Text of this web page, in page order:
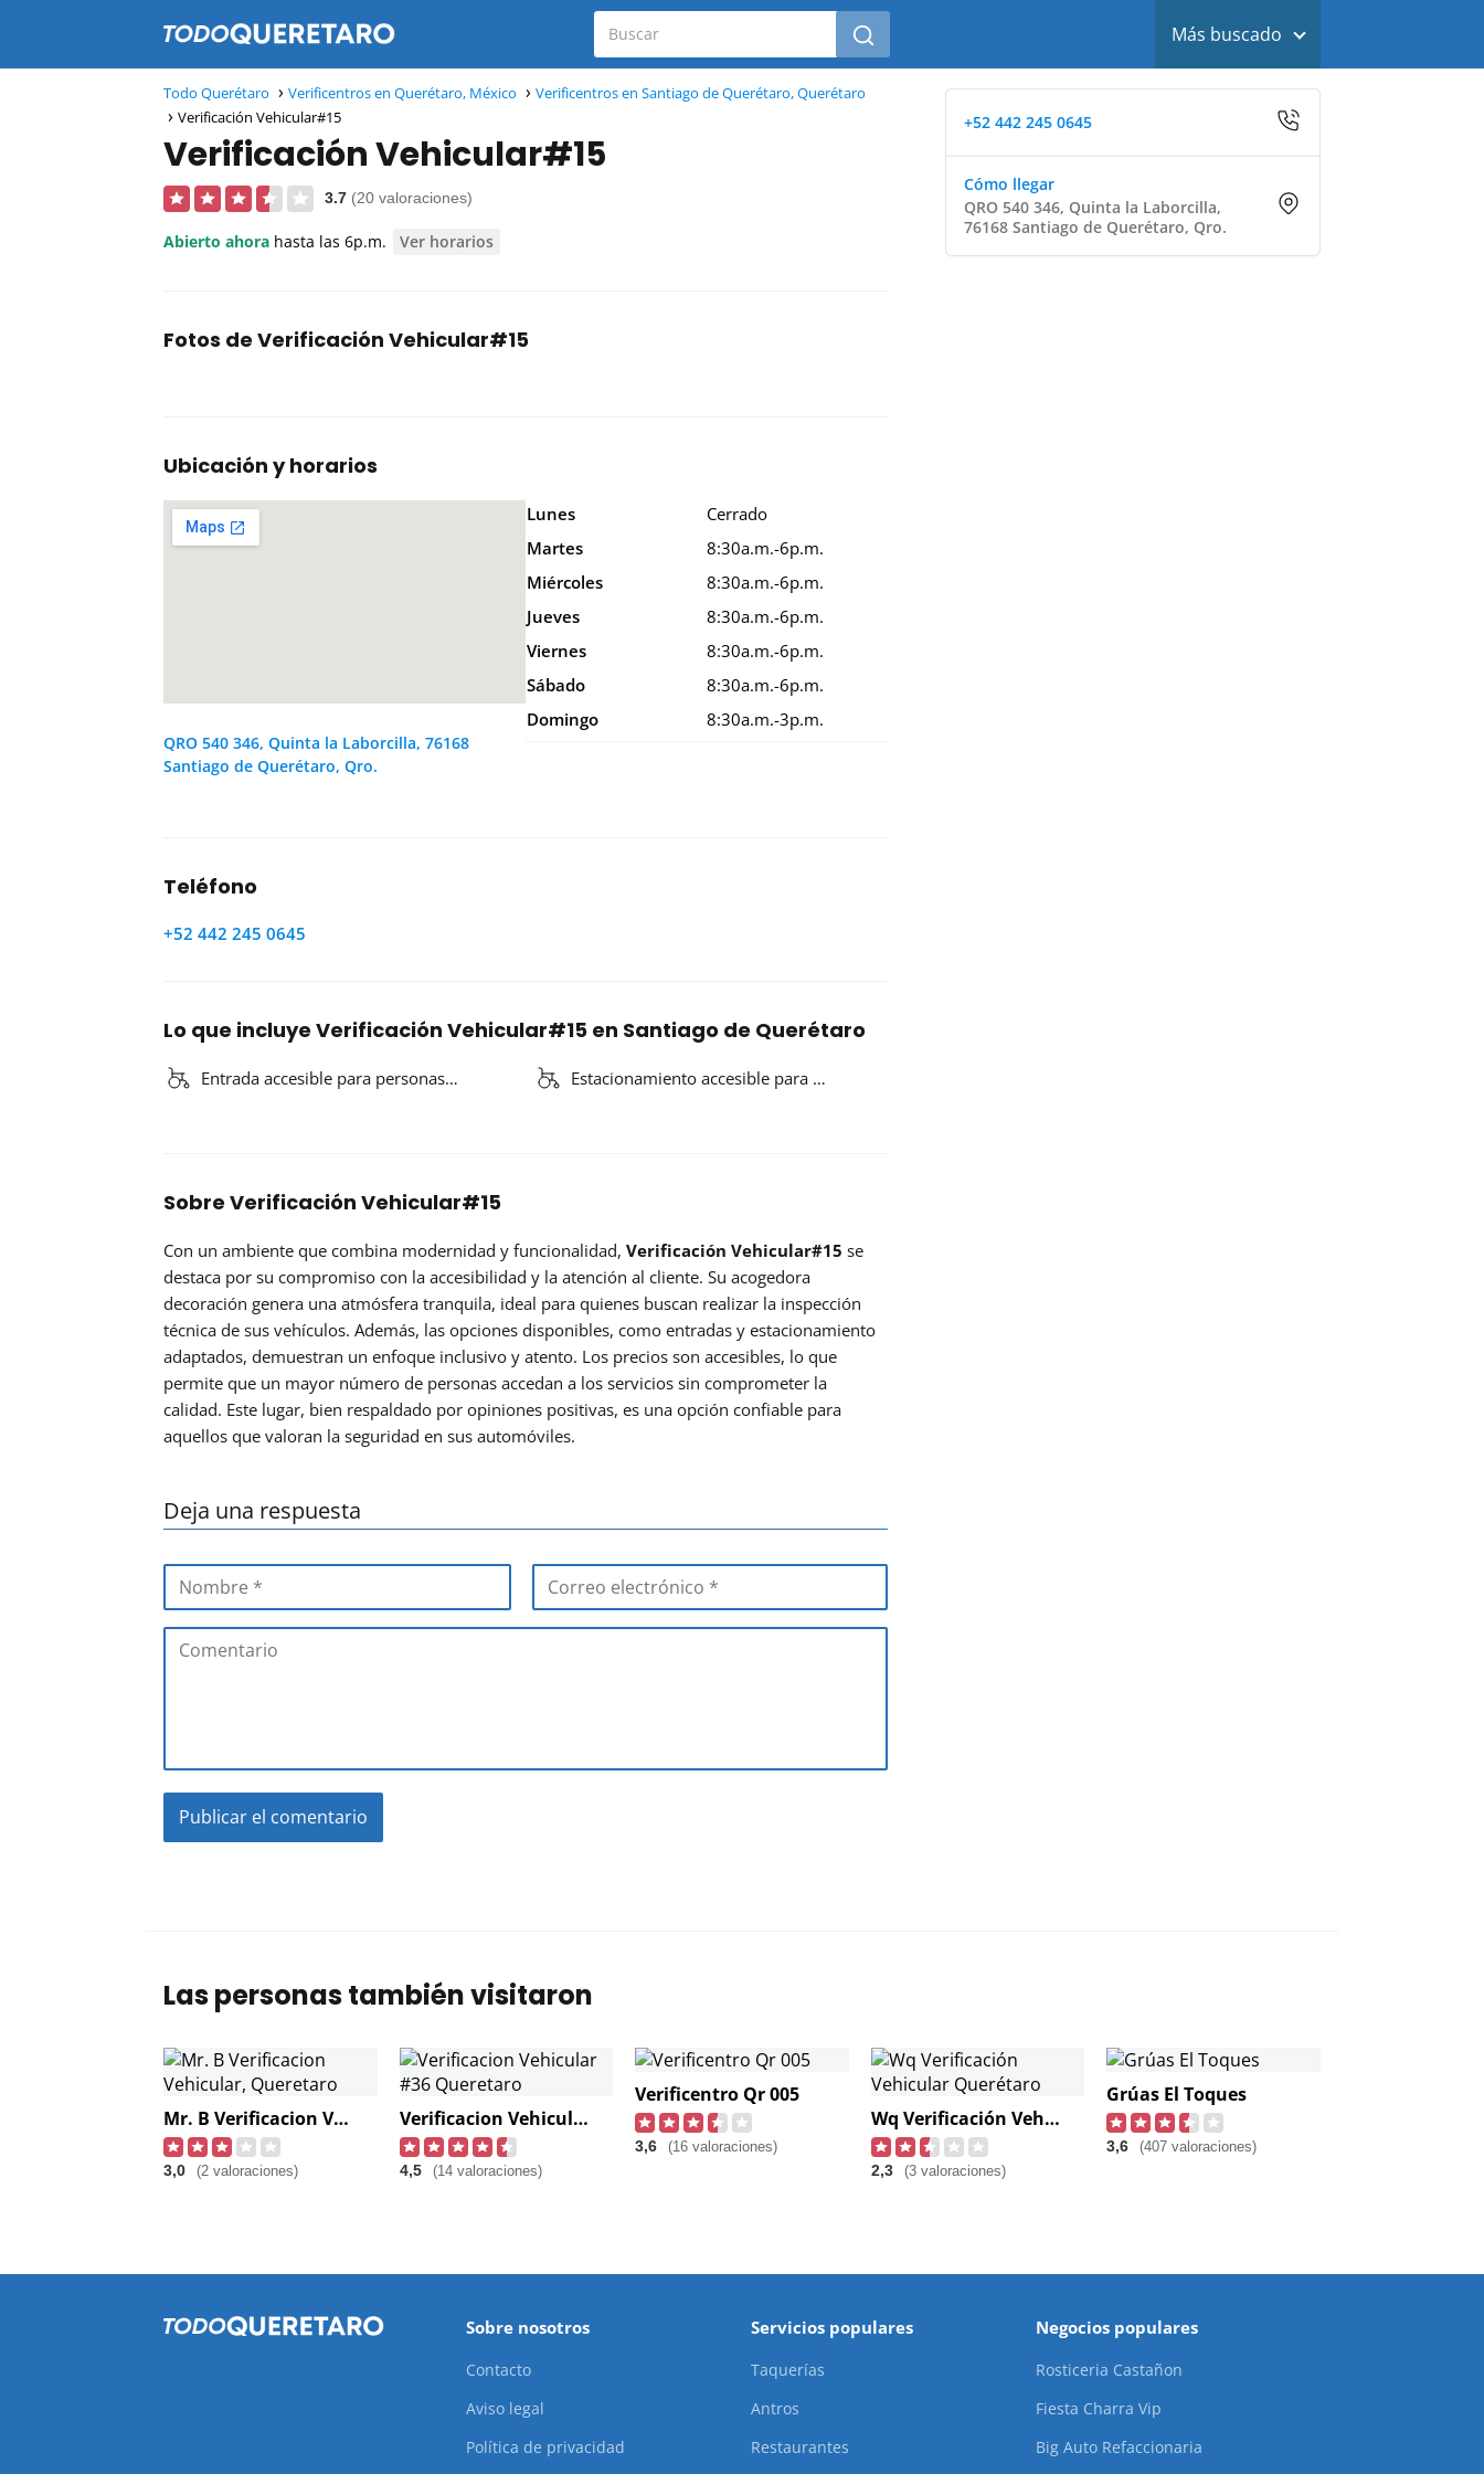
Más buscado
Todo Querétaro Verificentros en Querétaro, México
Verificentros en Santiago de Querétaro, Querétaro
Verificación Vehicular#15
Verificación Vehicular#15
3.7 (20 valoraciones)
Abierto ahora hasta las 6p.m. Ver horarios
Fotos de Verificación Vehicular#15
Ubicación y horarios
QRO 540 346, Quinta la Laborcilla, 76168
Santiago de Querétaro, Qro.
Lunes
Cerrado
Martes
8:30a.m.-6p.m.
Miércoles
8:30a.m.-6p.m.
Jueves
8:30a.m.-6p.m.
Viernes
8:30a.m.-6p.m.
Sábado
8:30a.m.-6p.m.
Domingo
8:30a.m.-3p.m.
Teléfono
+52 442 245 0645
Lo que incluye Verificación Vehicular#15 en Santiago de Querétaro
Entrada accesible para personas… Estacionamiento accesible para …
Sobre Verificación Vehicular#15
Con un ambiente que combina modernidad y funcionalidad, Verificación Vehicular#15 se
destaca por su compromiso con la accesibilidad y la atención al cliente. Su acogedora
decoración genera una atmósfera tranquila, ideal para quienes buscan realizar la inspección
técnica de sus vehículos. Además, las opciones disponibles, como entradas y estacionamiento
adaptados, demuestran un enfoque inclusivo y atento. Los precios son accesibles, lo que
permite que un mayor número de personas accedan a los servicios sin comprometer la
calidad. Este lugar, bien respaldado por opiniones positivas, es una opción confiable para
aquellos que valoran la seguridad en sus automóviles.
Deja una respuesta
+52 442 245 0645
Cómo llegar
QRO 540 346, Quinta la Laborcilla,
76168 Santiago de Querétaro, Qro.
Las personas también visitaron
Mr. B Verificacion Vehicular, Queretaro
3,0 (2 valoraciones)
Verificacion Vehicular #36 Queretaro
4,5 (14 valoraciones)
Verificentro Qr 005
3,6 (16 valoraciones)
Wq Verificación Vehicular Querétaro
2,3 (3 valoraciones)
Grúas El Toques
3,6 (407 valoraciones)
Sobre nosotros
Contacto
Aviso legal
Política de privacidad
Servicios populares
Taquerías
Antros
Restaurantes
Negocios populares
Rosticeria Castañon
Fiesta Charra Vip
Big Auto Refaccionaria